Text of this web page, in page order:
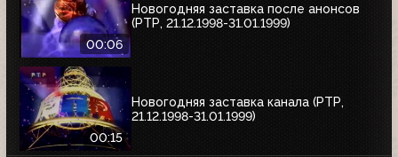
00:06
Новогодняя заставка после анонсов
(РТР, 21.12.1998-31.01.1999)
00:15
Новогодняя заставка канала (РТР,
21.12.1998-31.01.1999)